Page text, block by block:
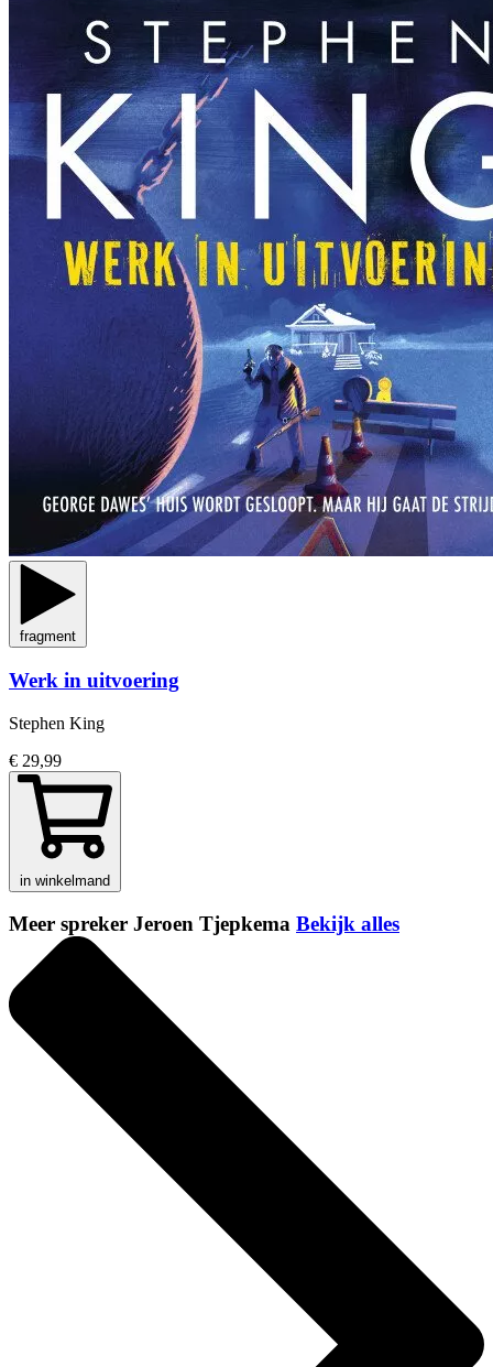
fragment
Werk in uitvoering
Stephen King
€ 29,99
in winkelmand
Meer spreker Jeroen Tjepkema Bekijk alles